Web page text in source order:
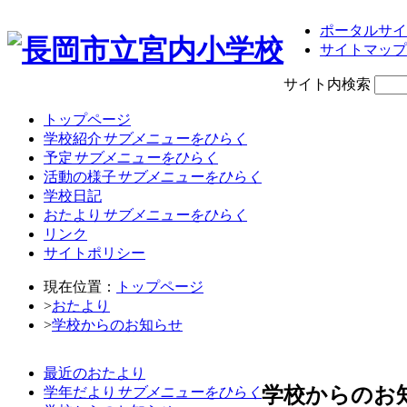
ポータルサイ
サイトマップ
サイト内検索
トップページ
学校紹介サブメニューをひらく
予定サブメニューをひらく
活動の様子サブメニューをひらく
学校日記
おたより サブメニューをひらく
リンク
サイトポリシー
現在位置：
トップページ
>おたより
>学校からのお知らせ
最近のおたより
学年だより サブメニューをひらく学校からのお